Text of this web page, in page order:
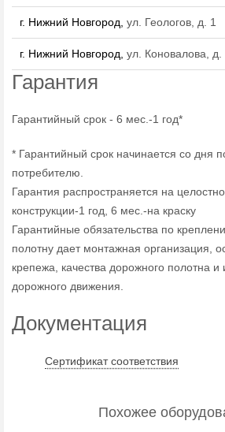
г. Нижний Новгород, ул. Геологов, д. 1
г. Нижний Новгород, ул. Коновалова, д.
Гарантия
Гарантийный срок - 6 мес.-1 год*
* Гарантийный срок начинается со дня
потребителю.
Гарантия распространяется на
конструкции-1 год, 6 мес.-на краску
Гарантийные обязательства по
полотну дает монтажная организация,
крепежа, качества дорожного полотна и
дорожного движения.
Документация
Сертификат соответствия
Похожее